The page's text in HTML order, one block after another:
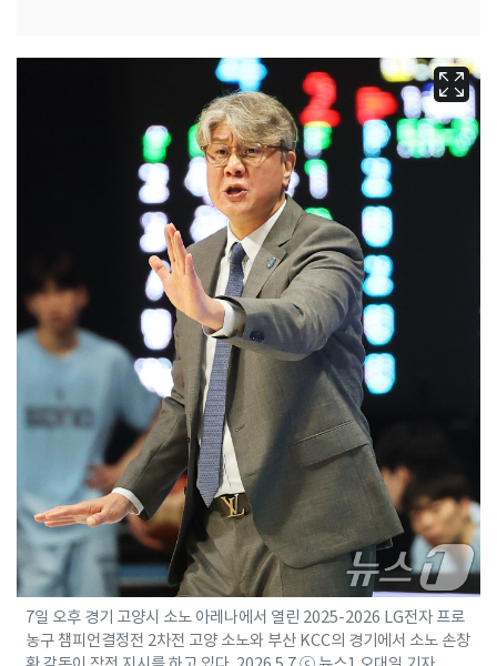
7일 오후 경기 고양시 소노 아레나에서 열린 2025-2026 LG전자 프로
농구 챔피언결정전 2차전 고양 소노와 부산 KCC의 경기에서 소노 손창